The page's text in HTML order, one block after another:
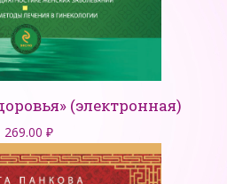
(электронная)
269.00 ₽